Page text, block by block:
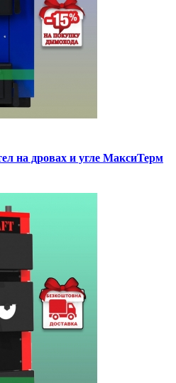
на дровах и угле МаксиТерм